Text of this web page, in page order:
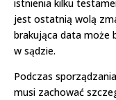
istnienia kilku
jest ostatnią wolą
brakująca data może
w sądzie.
Podczas
musi zachować